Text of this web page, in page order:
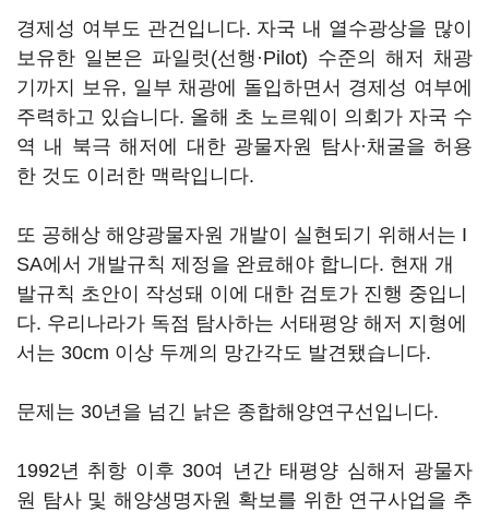
경제성 여부도 관건입니다. 자국 내 열수광상을 많이
보유한 일본은 파일럿(선행·Pilot) 수준의 해저 채광
기까지 보유, 일부 채광에 돌입하면서 경제성 여부에
주력하고 있습니다. 올해 초 노르웨이 의회가 자국 수
역 내 북극 해저에 대한 광물자원 탐사·채굴을 허용
한 것도 이러한 맥락입니다.
또 공해상 해양광물자원 개발이 실현되기 위해서는 I
SA에서 개발규칙 제정을 완료해야 합니다. 현재 개
발규칙 초안이 작성돼 이에 대한 검토가 진행 중입니
다. 우리나라가 독점 탐사하는 서태평양 해저 지형에
서는 30cm 이상 두께의 망간각도 발견됐습니다.
문제는 30년을 넘긴 낡은 종합해양연구선입니다.
1992년 취항 이후 30여 년간 태평양 심해저 광물자
원 탐사 및 해양생명자원 확보를 위한 연구사업을 추